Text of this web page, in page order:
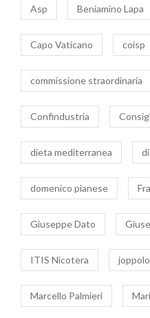
Asp Beniamino Lapa
Capo Vaticano coisp
commissione straordinaria
Confindustria
dieta mediterranea
domenico pianese
Giuseppe Dato
ITIS Nicotera joppolo
Marcello Palmieri